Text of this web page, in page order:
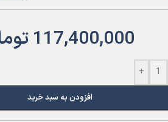
117,400,000
+
افزودن به سبد خرید